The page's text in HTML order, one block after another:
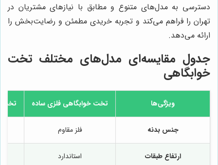
دسترسی به مدل‌های متنوع و مطابق با نیازهای مشتریان در
تهران را فراهم می‌کند و تجربه خریدی مطمئن و رضایت‌بخش را
ارائه می‌دهد.
جدول مقایسه‌ای مدل‌های مختلف تخت
خوابگاهی
ویژگی‌ها تخت خوابگاهی فلزی ساده تخت
جنس بدنه فلز مقاوم
ارتفاع طبقات استاندارد